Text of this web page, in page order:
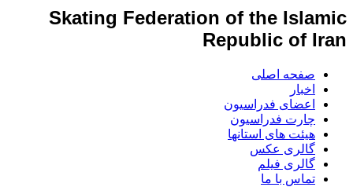
Skating Federation of the Islamic
Republic of Iran
صفحه اصلی
اخبار
اعضای فدراسیون
چارت فدراسیون
هیئت های استانها
گالری عکس
گالری فیلم
تماس با ما